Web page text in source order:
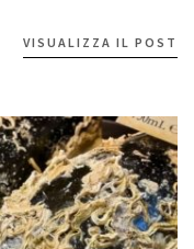
VISUALIZZA IL POST